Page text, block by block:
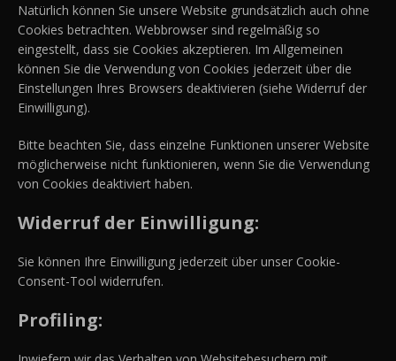
Natürlich können Sie unsere Website grundsätzlich auch ohne
Cookies betrachten. Webbrowser sind regelmäßig so
eingestellt, dass sie Cookies akzeptieren. Im Allgemeinen
können Sie die Verwendung von Cookies jederzeit über die
Einstellungen Ihres Browsers deaktivieren (siehe Widerruf der
Einwilligung).
Bitte beachten Sie, dass einzelne Funktionen unserer Website
möglicherweise nicht funktionieren, wenn Sie die Verwendung
von Cookies deaktiviert haben.
Widerruf der Einwilligung:
Sie können Ihre Einwilligung jederzeit über unser Cookie-
Consent-Tool widerrufen.
Profiling: